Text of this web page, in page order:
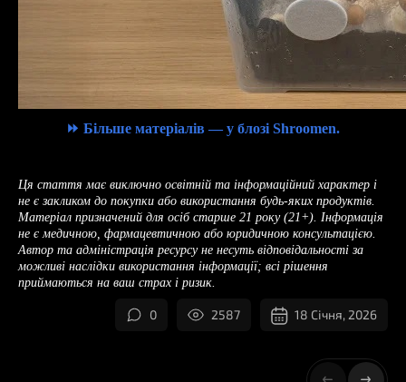
⏩ Більше матеріалів — у блозі Shroomen.
Ця стаття має виключно освітній та інформаційний характер і
не є закликом до покупки або використання будь-яких продуктів.
Матеріал призначений для осіб старше 21 року (21+). Інформація
не є медичною, фармацевтичною або юридичною консультацією.
Автор та адміністрація ресурсу не несуть відповідальності за
можливі наслідки використання інформації; всі рішення
приймаються на ваш страх і ризик.
0 2587 18 Січня, 2026